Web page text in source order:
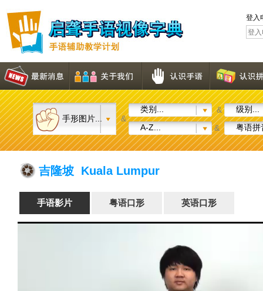
登入
手形图片... &
类别... &
级别...
A-Z...
& 粤语拼
吉隆坡 Kuala Lumpur
手语影片 粤语口形 英语口形